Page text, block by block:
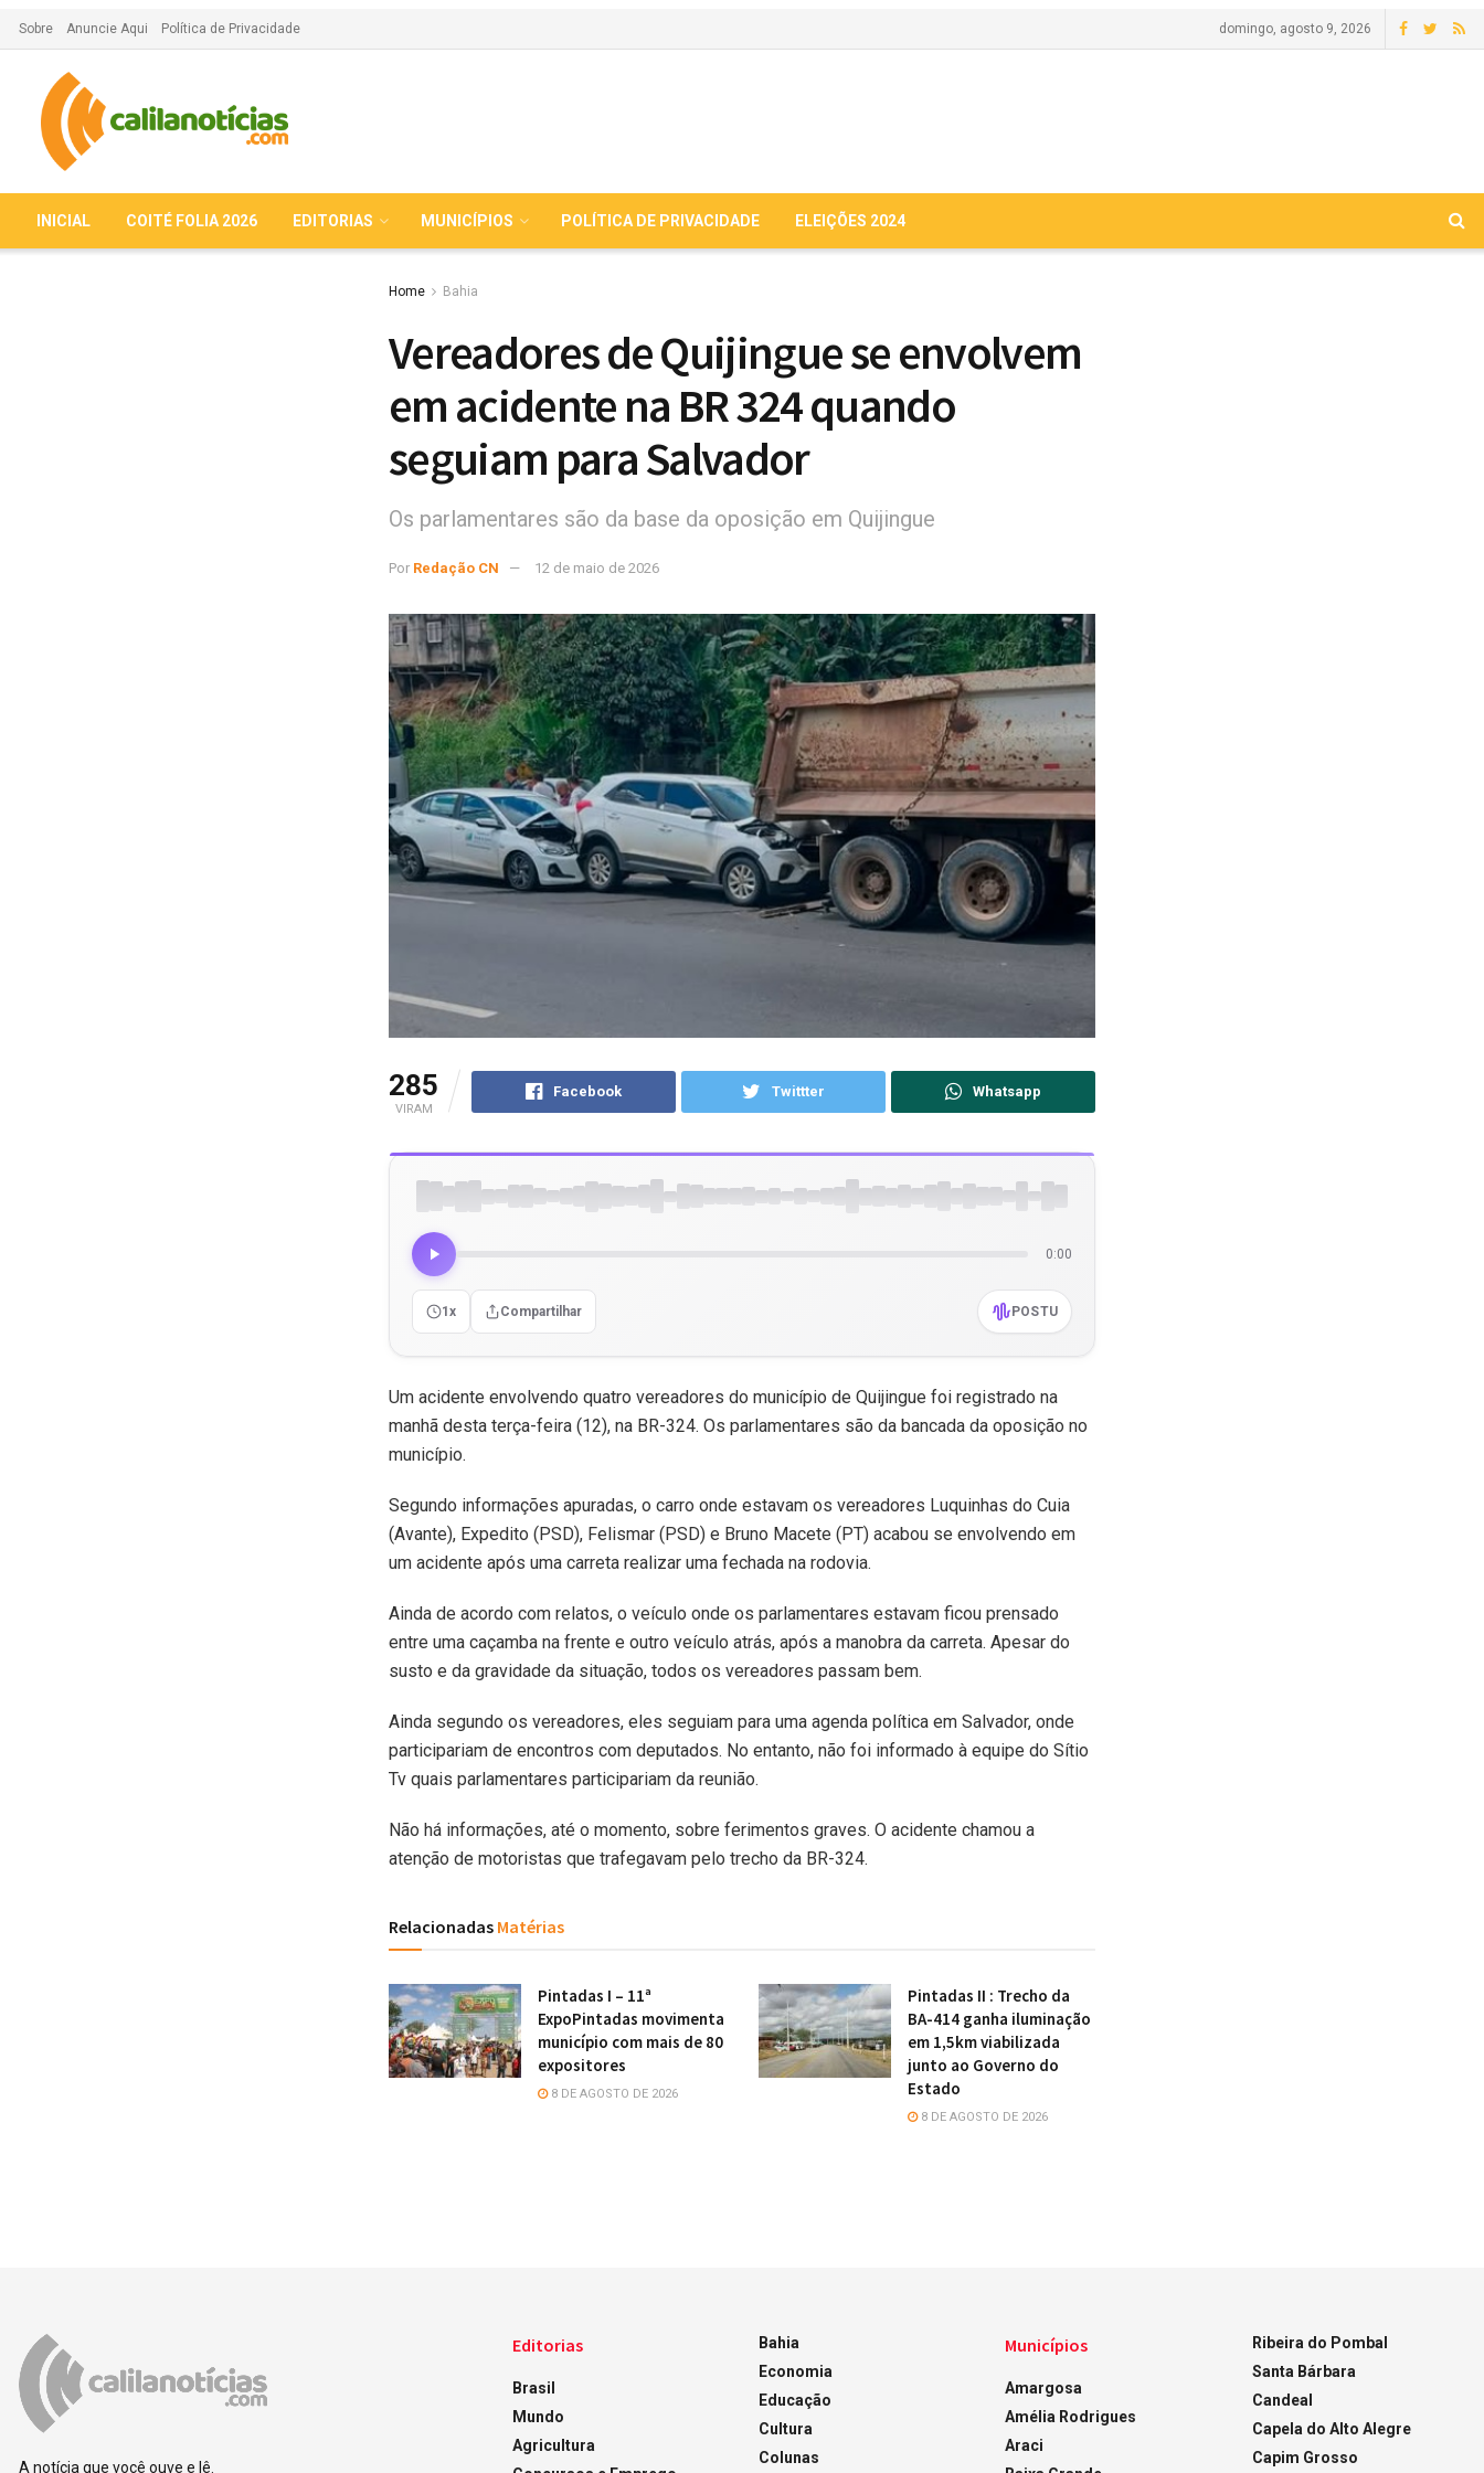
Sobre Anuncie Aqui Política de Privacidade domingo, agosto 9, 2026
INICIAL COITÉ FOLIA 2026 EDITORIAS MUNICÍPIOS POLÍTICA DE PRIVACIDADE ELEIÇÕES 2024
Home Bahia
Vereadores de Quijingue se envolvem
em acidente na BR 324 quando
seguiam para Salvador
Os parlamentares são da base da oposição em Quijingue
Por Redação CN 12 de maio de 2026
285
VIRAM
Facebook Twittter Whatsapp
0:00
1x Compartilhar POSTU
Um acidente envolvendo quatro vereadores do município de Quijingue foi registrado na
manhã desta terça-feira (12), na BR-324. Os parlamentares são da bancada da oposição no
município.
Segundo informações apuradas, o carro onde estavam os vereadores Luquinhas do Cuia
(Avante), Expedito (PSD), Felismar (PSD) e Bruno Macete (PT) acabou se envolvendo em
um acidente após uma carreta realizar uma fechada na rodovia.
Ainda de acordo com relatos, o veículo onde os parlamentares estavam ficou prensado
entre uma caçamba na frente e outro veículo atrás, após a manobra da carreta. Apesar do
susto e da gravidade da situação, todos os vereadores passam bem.
Ainda segundo os vereadores, eles seguiam para uma agenda política em Salvador, onde
participariam de encontros com deputados. No entanto, não foi informado à equipe do Sítio
Tv quais parlamentares participariam da reunião.
Não há informações, até o momento, sobre ferimentos graves. O acidente chamou a
atenção de motoristas que trafegavam pelo trecho da BR-324.
Relacionadas Matérias
Pintadas I – 11ª
ExpoPintadas movimenta
município com mais de 80
expositores
8 DE AGOSTO DE 2026
Pintadas II : Trecho da
BA-414 ganha iluminação
em 1,5km viabilizada
junto ao Governo do
Estado
8 DE AGOSTO DE 2026
A notícia que você ouve e lê.
Editorias
Brasil
Mundo
Agricultura
Bahia
Economia
Educação
Cultura
Colunas
Municípios
Amargosa
Amélia Rodrigues
Araci
Ribeira do Pombal
Santa Bárbara
Candeal
Capela do Alto Alegre
Capim Grosso